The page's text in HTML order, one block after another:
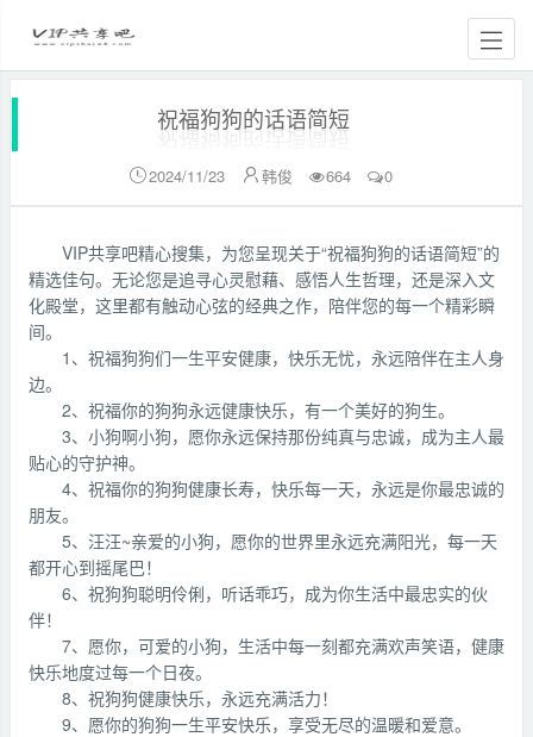
祝福狗狗的话语简短
2024/11/23 韩俊 664 0
VIP共享吧精心搜集，为您呈现关于“祝福狗狗的话语简短”的
精选佳句。无论您是追寻心灵慰藉、感悟人生哲理，还是深入文
化殿堂，这里都有触动心弦的经典之作，陪伴您的每一个精彩瞬
间。
1、祝福狗狗们一生平安健康，快乐无忧，永远陪伴在主人身
边。
2、祝福你的狗狗永远健康快乐，有一个美好的狗生。
3、小狗啊小狗，愿你永远保持那份纯真与忠诚，成为主人最
贴心的守护神。
4、祝福你的狗狗健康长寿，快乐每一天，永远是你最忠诚的
朋友。
5、汪汪~亲爱的小狗，愿你的世界里永远充满阳光，每一天
都开心到摇尾巴！
6、祝狗狗聪明伶俐，听话乖巧，成为你生活中最忠实的伙
伴！
7、愿你，可爱的小狗，生活中每一刻都充满欢声笑语，健康
快乐地度过每一个日夜。
8、祝狗狗健康快乐，永远充满活力！
9、愿你的狗狗一生平安快乐，享受无尽的温暖和爱意。